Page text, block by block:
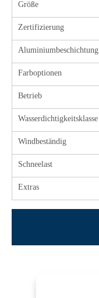
Größe
Zertifizierung
Aluminiumbeschichtung
Farboptionen
Betrieb
Wasserdichtigkeitsklasse
Windbeständig
Schneelast
Extras